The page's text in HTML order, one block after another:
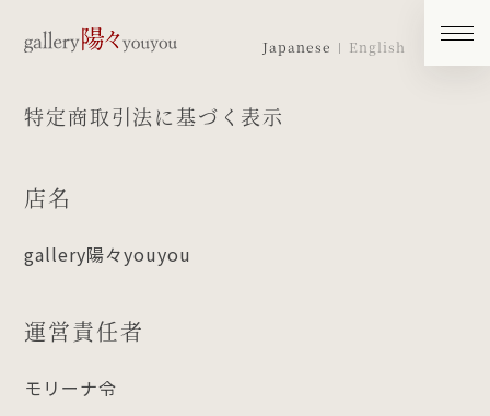
Japanese English
特定商取引法に基づく表示
店名
gallery陽々youyou
運営責任者
モリーナ令